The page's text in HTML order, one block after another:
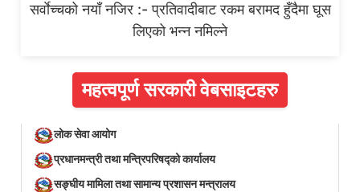
सर्वाेच्चको नयाँ नजिर :- प्रतिवादीबाट रकम बरामद हुँदैमा घूस
लिएको भन्न नमिल्ने
महत्वपूर्ण सरकारी वेबसाइटहरु
लोक सेवा आयोग
प्रधानमन्त्री तथा मन्त्रिपरिषद्को कार्यालय
सङ्घीय मामिला तथा सामान्य प्रशासन मन्त्रालय